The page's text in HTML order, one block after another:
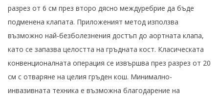
разрез от 6 см през второ дясно междуребрие да бъде
подменена клапата. Приложеният метод използва
възможно най-безболезнения достъп до аортната клапа,
като се запазва целостта на гръдната кост. Класическата
конвенционалната операция се извършва през разрез от 20
см с отваряне на целия гръден кош. Минимално-
инвазивната техника е възможна благодарение на